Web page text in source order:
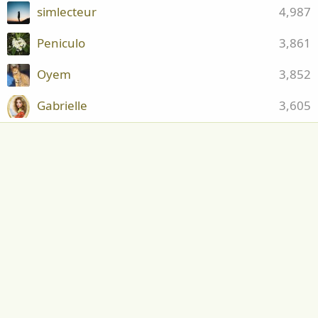
4,987
simlecteur
3,861
Peniculo
3,852
Oyem
3,605
Gabrielle